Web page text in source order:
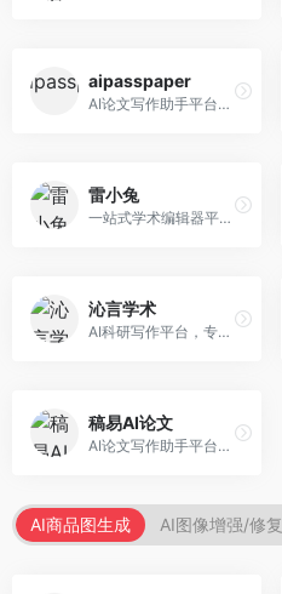
aipasspaper
AI论文写作助手平台，提供智能化的学术写作支持。面向大学生和研究人员，支持多种学科论文生成，提供参考文献管理和格式规范服务，写作效率高。
雷小兔
一站式学术编辑器平台，覆盖论文写作全流程。面向高校学生和科研人员，提供选题分析、文献检索、论文生成、查重降重等服务，操作流程清晰，学术写作效率显著提升。
沁言学术
AI科研写作平台，专注于学术研究辅助。面向研究生和科研工作者，提供文献分析、研究方法指导、论文撰写等服务，学术资源丰富，研究支持全面。
稿易AI论文
AI论文写作助手平台，提供智能化学术写作支持。面向高校学生，支持多种论文类型生成，提供参考文献管理和格式规范服务，操作流程简单。
AI商品图生成 AI图像增强/修复